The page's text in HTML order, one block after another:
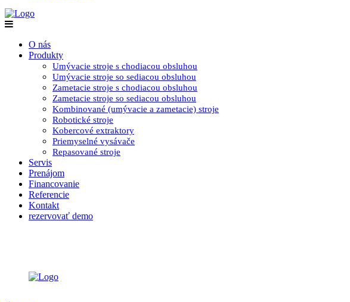
O nás
Produkty
Umývacie stroje s chodiacou obsluhou
Umývacie stroje so sediacou obsluhou
Zametacie stroje s chodiacou obsluhou
Zametacie stroje so sediacou obsluhou
Kombinované (umývacie a zametacie) stroje
Robotické stroje
Kobercové extraktory
Priemyselné vysávače
Repasované stroje
Servis
Prenájom
Financovanie
Referencie
Kontakt
rezervovať demo